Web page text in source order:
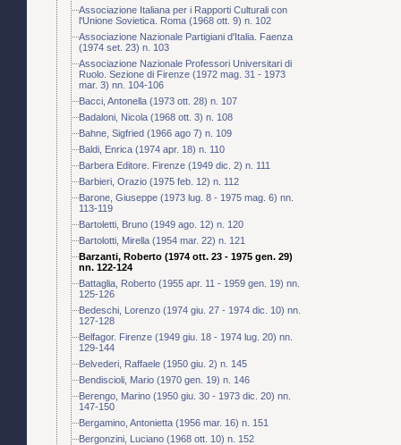
Associazione Italiana per i Rapporti Culturali con
l'Unione Sovietica. Roma (1968 ott. 9) n. 102
Associazione Nazionale Partigiani d'Italia. Faenza
(1974 set. 23) n. 103
Associazione Nazionale Professori Universitari di
Ruolo. Sezione di Firenze (1972 mag. 31 - 1973
mar. 3) nn. 104-106
Bacci, Antonella (1973 ott. 28) n. 107
Badaloni, Nicola (1968 ott. 3) n. 108
Bahne, Sigfried (1966 ago 7) n. 109
Baldi, Enrica (1974 apr. 18) n. 110
Barbera Editore. Firenze (1949 dic. 2) n. 111
Barbieri, Orazio (1975 feb. 12) n. 112
Barone, Giuseppe (1973 lug. 8 - 1975 mag. 6) nn.
113-119
Bartoletti, Bruno (1949 ago. 12) n. 120
Bartolotti, Mirella (1954 mar. 22) n. 121
Barzanti, Roberto (1974 ott. 23 - 1975 gen. 29)
nn. 122-124
Battaglia, Roberto (1955 apr. 11 - 1959 gen. 19) nn.
125-126
Bedeschi, Lorenzo (1974 giu. 27 - 1974 dic. 10) nn.
127-128
Belfagor. Firenze (1949 giu. 18 - 1974 lug. 20) nn.
129-144
Belvederi, Raffaele (1950 giu. 2) n. 145
Bendiscioli, Mario (1970 gen. 19) n. 146
Berengo, Marino (1950 giu. 30 - 1973 dic. 20) nn.
147-150
Bergamino, Antonietta (1956 mar. 16) n. 151
Bergonzini, Luciano (1968 ott. 10) n. 152